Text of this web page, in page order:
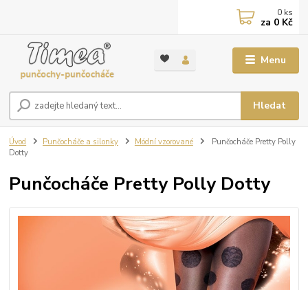
Menu
Hledat
0 ks
za 0 Kč
Úvod Punčocháče a silonky Módní vzorované
Punčocháče Pretty Polly
Dotty
Punčocháče Pretty Polly Dotty